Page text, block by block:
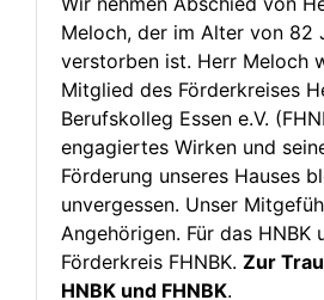
Meloch, der im Alter von 82
verstorben ist. Herr Meloch
Mitglied des Förderkreises
Berufskolleg Essen e.V.
engagiertes Wirken und
Förderung unseres Hauses
unvergessen. Unser
Angehörigen. Für das HNBK
Förderkreis FHNBK. Zur
HNBK und FHNBK.